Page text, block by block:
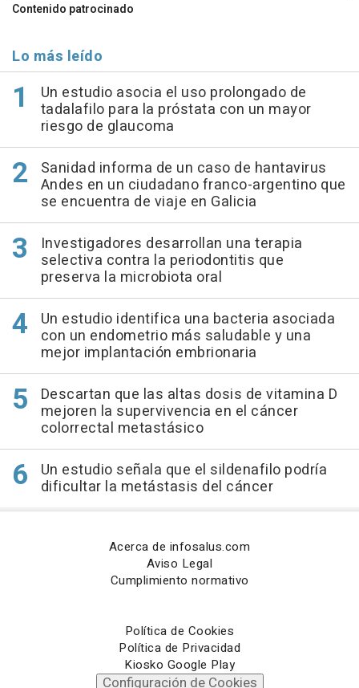
Contenido patrocinado
Lo más leído
Un estudio asocia el uso prolongado de
tadalafilo para la próstata con un mayor
riesgo de glaucoma
Sanidad informa de un caso de hantavirus
Andes en un ciudadano franco-argentino que
se encuentra de viaje en Galicia
Investigadores desarrollan una terapia
selectiva contra la periodontitis que
preserva la microbiota oral
Un estudio identifica una bacteria asociada
con un endometrio más saludable y una
mejor implantación embrionaria
Descartan que las altas dosis de vitamina D
mejoren la supervivencia en el cáncer
colorrectal metastásico
Un estudio señala que el sildenafilo podría
dificultar la metástasis del cáncer
Acerca de infosalus.com
Aviso Legal
Cumplimiento normativo
Política de Cookies
Política de Privacidad
Kiosko Google Play
Configuración de Cookies